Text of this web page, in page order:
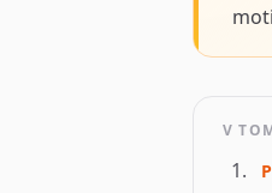
V